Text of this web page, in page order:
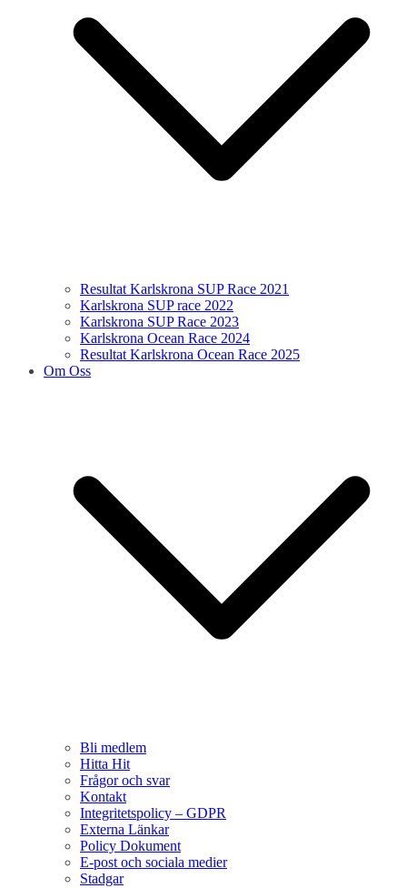
Resultat Karlskrona SUP Race 2021
Karlskrona SUP race 2022
Karlskrona SUP Race 2023
Karlskrona Ocean Race 2024
Resultat Karlskrona Ocean Race 2025
Om Oss
Bli medlem
Hitta Hit
Frågor och svar
Kontakt
Integritetspolicy – GDPR
Externa Länkar
Policy Dokument
E-post och sociala medier
Stadgar